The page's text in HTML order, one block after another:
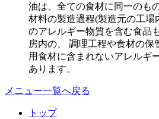
油は、全ての食材に同一のも
材料の製造過程(製造元の工場
のアレルギー物質を含む食品
房内の、 調理工程や食材の保
用食材に含まれないアレルギ
あります。
メニュー一覧へ戻る
トップ